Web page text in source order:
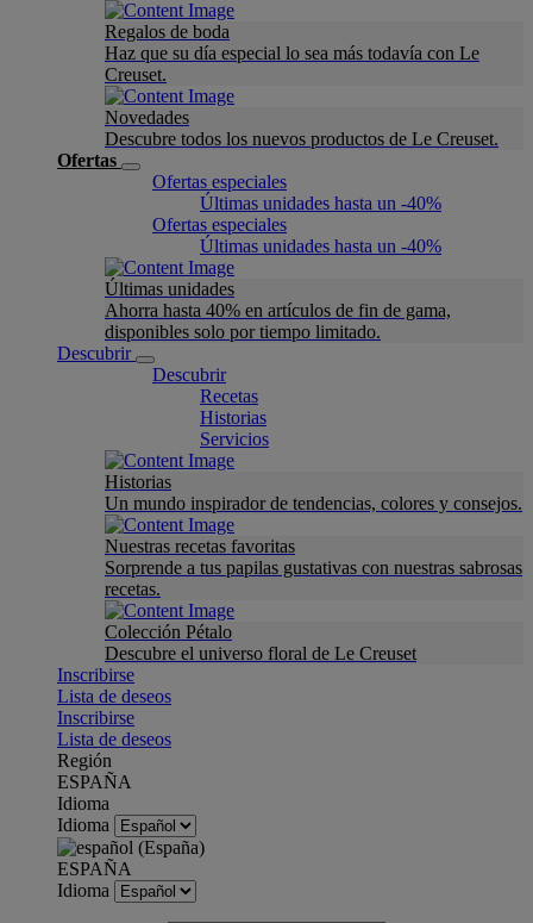
Regalos de boda
Haz que su día especial lo sea más todavía con Le
Creuset.
Novedades
Descubre todos los nuevos productos de Le Creuset.
Ofertas
Ofertas especiales
Últimas unidades hasta un -40%
Ofertas especiales
Últimas unidades hasta un -40%
Últimas unidades
Ahorra hasta 40% en artículos de fin de gama,
disponibles solo por tiempo limitado.
Descubrir
Descubrir
Recetas
Historias
Servicios
Historias
Un mundo inspirador de tendencias, colores y consejos.
Nuestras recetas favoritas
Sorprende a tus papilas gustativas con nuestras sabrosas
recetas.
Colección Pétalo
Descubre el universo floral de Le Creuset
Inscribirse
Lista de deseos
Inscribirse
Lista de deseos
Región
ESPAÑA
Idioma
Idioma
ESPAÑA
Idioma